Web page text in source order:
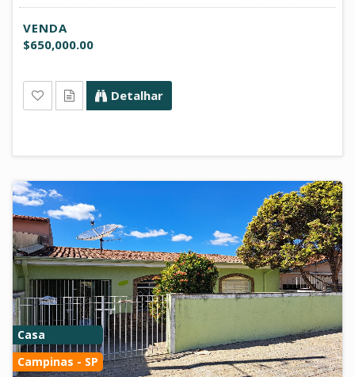
VENDA
$650,000.00
Detalhar
Casa
Campinas - SP